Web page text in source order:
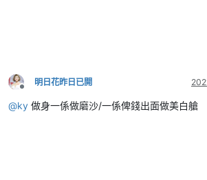
離線
明日花昨日已開
@ky 做身一係做磨沙/一係俾錢出面做美白艙